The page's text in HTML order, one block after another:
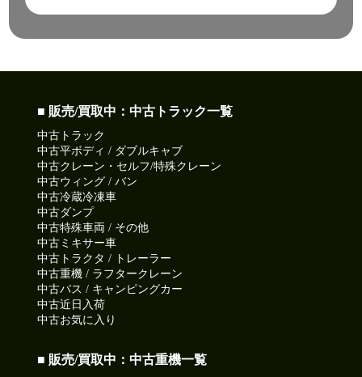
☎0120-93-8833 営業担当:鎌田
【商品番号:14291】高所作業車 H23 デュトロ アイチコーポレ
ーション製 電工仕様 FRPバケット サブバッテリー仕様
☎0120-93-8833 営業担当:児玉
「HP見て」とお伝えいただけるとスムーズです❗
2026-07-15
気温上昇35℃超えるかも!!
今日も元気に頑張りましょう!
●本日ご紹介車両●
【商品番号:14237】高所作業車 H18 デュトロ アイチコーポレ
ーション製 地上高22.1m 自動格納機能 首振りバケット
☎0120-98-1457 営業担当:阿部
「HP見て」とお伝えいただけるとスムーズです❗
■ 販売/買取中：中古トラック一覧
中古トラック
中古平ボディ / ダブルキャブ
中古クレーン・セルフ/特殊クレーン
中古ウィング / バン
中古冷蔵冷凍車
中古ダンプ
中古特殊車両 / その他
中古ミキサー車
中古トラクタ / トレーラー
中古重機 / ラフタークレーン
中古バス / キャンピングカー
中古近日入荷
中古お気に入り
■ 販売/買取中：中古重機一覧